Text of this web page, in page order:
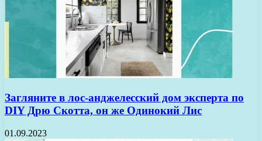
Загляните в лос-анджелесский дом эксперта по
DIY Дрю Скотта, он же Одинокий Лис
01.09.2023